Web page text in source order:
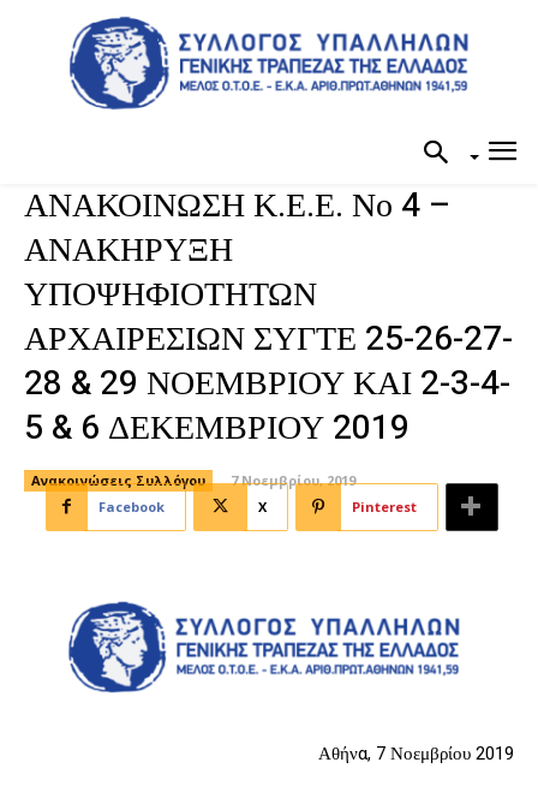
ΑΝΑΚΟΙΝΩΣΗ Κ.Ε.Ε. Νο 4 –
ΑΝΑΚΗΡΥΞΗ
ΥΠΟΨΗΦΙΟΤΗΤΩΝ
ΑΡΧΑΙΡΕΣΙΩΝ ΣΥΓΤΕ 25-26-27-
28 & 29 ΝΟΕΜΒΡΙΟΥ ΚΑΙ 2-3-4-
5 & 6 ΔΕΚΕΜΒΡΙΟΥ 2019
Ανακοινώσεις Συλλόγου
7 Νοεμβρίου, 2019
Facebook
X Pinterest
Αθήνα, 7 Νοεμβρίου 2019